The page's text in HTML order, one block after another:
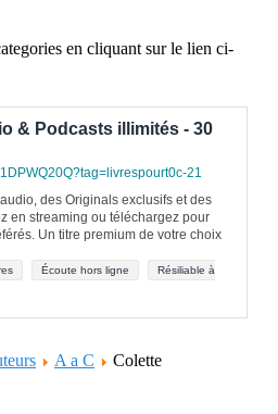
en cliquant sur le lien ci-
& Podcasts illimités - 30
21
des Originals exclusifs et des
en streaming ou téléchargez pour
Un titre premium de votre choix
Écoute hors ligne
Résiliable à
A a C Colette